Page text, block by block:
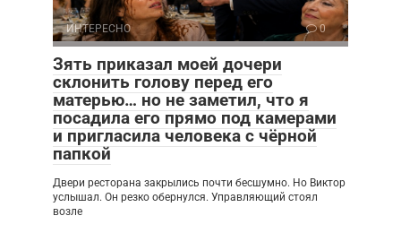
ИНТЕРЕСНО 0
Зять приказал моей дочери
склонить голову перед его
матерью… но не заметил, что я
посадила его прямо под камерами
и пригласила человека с чёрной
папкой
Двери ресторана закрылись почти бесшумно. Но Виктор
услышал. Он резко обернулся. Управляющий стоял
возле